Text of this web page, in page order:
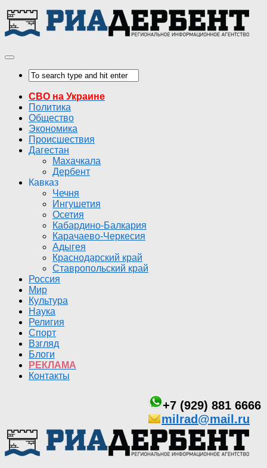
СВО на Украине
Политика
Общество
Экономика
Происшествия
Дагестан
Махачкала
Дербент
Кавказ
Чечня
Ингушетия
Осетия
Кабардино-Балкария
Карачаево-Черкесия
Адыгея
Краснодарский край
Ставропольский край
Россия
Мир
Культура
Наука
Религия
Спорт
Взгляд
Блоги
РЕКЛАМА
Контакты
+7 (929) 881 6666
milrad@mail.ru